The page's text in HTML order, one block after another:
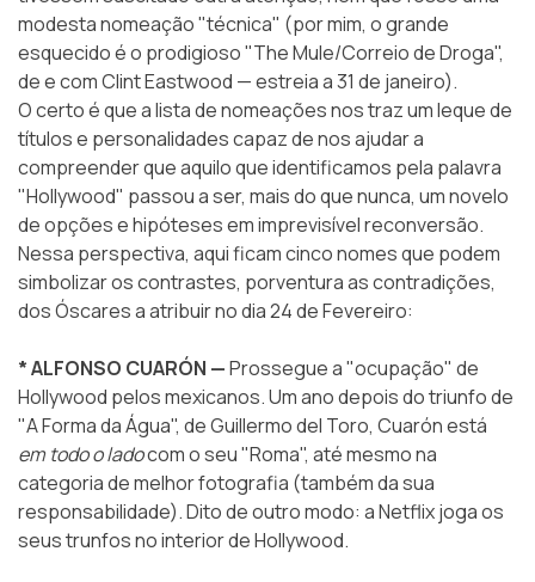
modesta nomeação "técnica" (por mim, o grande
esquecido é o prodigioso "The Mule/Correio de Droga",
de e com Clint Eastwood — estreia a 31 de janeiro).
O certo é que a lista de nomeações nos traz um leque de
títulos e personalidades capaz de nos ajudar a
compreender que aquilo que identificamos pela palavra
"Hollywood" passou a ser, mais do que nunca, um novelo
de opções e hipóteses em imprevisível reconversão.
Nessa perspectiva, aqui ficam cinco nomes que podem
simbolizar os contrastes, porventura as contradições,
dos Óscares a atribuir no dia 24 de Fevereiro:
* ALFONSO CUARÓN —Prossegue a "ocupação" de
Hollywood pelos mexicanos. Um ano depois do triunfo de
"A Forma da Água", de Guillermo del Toro, Cuarón está
em todo o ladocom o seu "Roma", até mesmo na
categoria de melhor fotografia (também da sua
responsabilidade). Dito de outro modo: a Netflix joga os
seus trunfos no interior de Hollywood.